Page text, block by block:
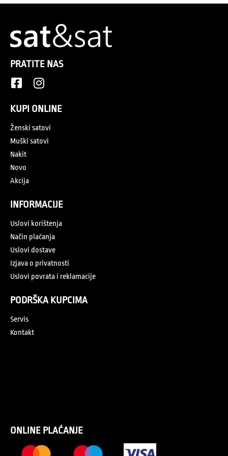
PRATITE NAS
KUPI ONLINE
Ženski satovi
Muški satovi
Nakit
Novo
Akcija
INFORMACIJE
Uslovi korištenja
Način plaćanja
Uslovi dostave
Izjava o privatnosti
Uslovi povrata i reklamacije
PODRŠKA KUPCIMA
Servis
Kontakt
ONLINE PLAĆANJE